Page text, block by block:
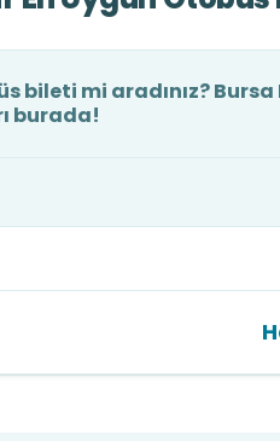
bileti mi aradınız?
burada!